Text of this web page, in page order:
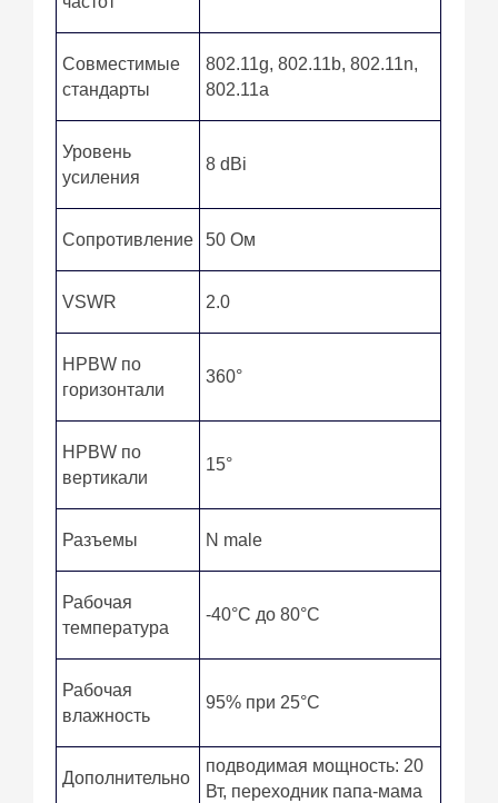
Совместимые
стандарты
802.11g, 802.11b, 802.11n,
802.11a
Уровень
усиления
8 dBi
Сопротивление 50 Ом
VSWR 2.0
HPBW по
горизонтали
360°
HPBW по
вертикали
15°
Разъемы N male
Рабочая
температура
-40°С до 80°С
Рабочая
влажность
95% при 25°С
Дополнительно
подводимая мощность: 20
Вт, переходник папа-мама